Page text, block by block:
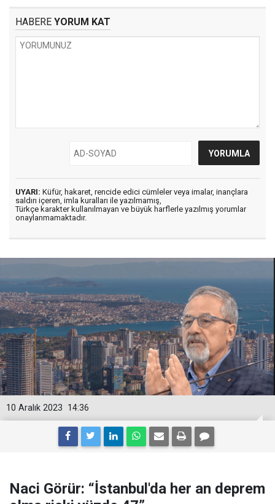
HABERE YORUM KAT
UYARI: Küfür, hakaret, rencide edici cümleler veya imalar, inançlara
saldırı içeren, imla kuralları ile yazılmamış,
Türkçe karakter kullanılmayan ve büyük harflerle yazılmış yorumlar
onaylanmamaktadır.
14:36
10 Aralık 2023
Naci Görür: “İstanbul'da her an deprem